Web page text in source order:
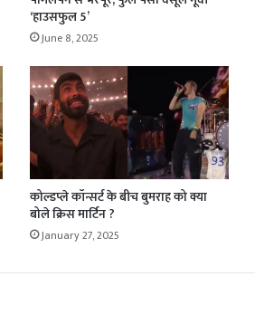
‘हाउसफुल 5’
June 8, 2025
कोल्डप्ले कॉन्सर्ट के बीच बुमराह को क्या
बोले क्रिस मार्टिन ?
January 27, 2025